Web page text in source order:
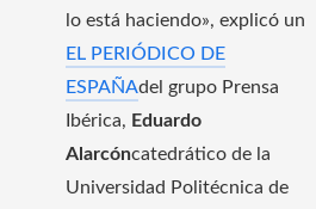
lo está haciendo», explicó un
EL PERIÓDICO DE
ESPAÑAdel grupo Prensa
Ibérica, Eduardo
Alarcóncatedrático de la
Universidad Politécnica de